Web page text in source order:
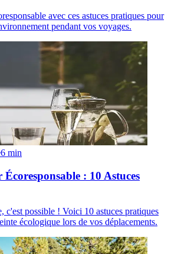
avec ces astuces pratiques pour
pendant vos voyages.
6 min
: 10 Astuces
c'est possible ! Voici 10 astuces pratiques
écologique lors de vos déplacements.